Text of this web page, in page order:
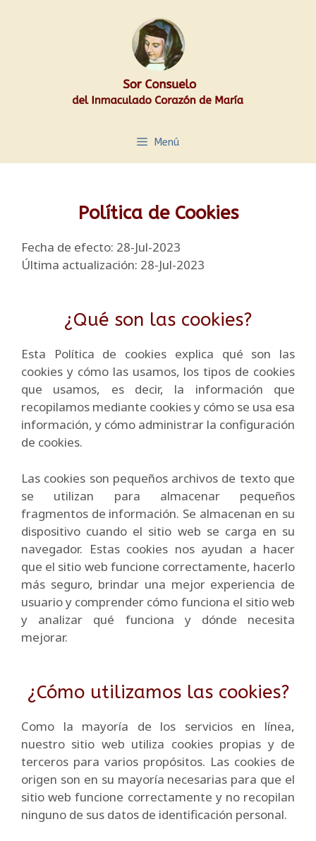
Menú
Política de Cookies
Fecha de efecto: 28-Jul-2023
Última actualización: 28-Jul-2023
¿Qué son las cookies?
Esta Política de cookies explica qué son las
cookies y cómo las usamos, los tipos de cookies
que usamos, es decir, la información que
recopilamos mediante cookies y cómo se usa esa
información, y cómo administrar la configuración
de cookies.
Las cookies son pequeños archivos de texto que
se utilizan para almacenar pequeños
fragmentos de información. Se almacenan en su
dispositivo cuando el sitio web se carga en su
navegador. Estas cookies nos ayudan a hacer
que el sitio web funcione correctamente, hacerlo
más seguro, brindar una mejor experiencia de
usuario y comprender cómo funciona el sitio web
y analizar qué funciona y dónde necesita
mejorar.
¿Cómo utilizamos las cookies?
Como la mayoría de los servicios en línea,
nuestro sitio web utiliza cookies propias y de
terceros para varios propósitos. Las cookies de
origen son en su mayoría necesarias para que el
sitio web funcione correctamente y no recopilan
ninguno de sus datos de identificación personal.